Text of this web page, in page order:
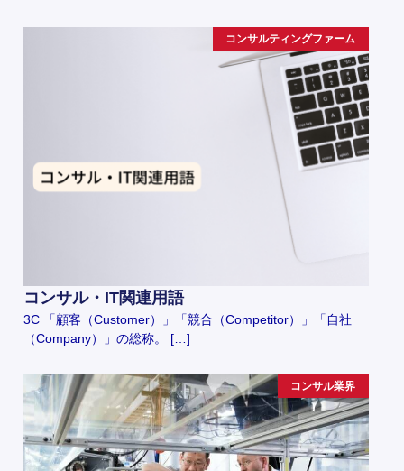
コンサルティングファーム
コンサル・IT関連用語
3C 「顧客（Customer）」「競合（Competitor）」「自社
（Company）」の総称。 […]
コンサル業界